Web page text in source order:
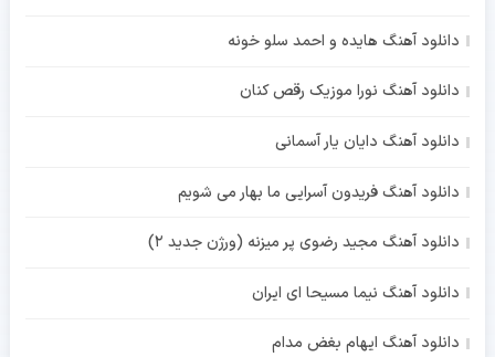
دانلود آهنگ هایده و احمد سلو خونه
دانلود آهنگ نورا موزیک رقص کنان
دانلود آهنگ دایان یار آسمانی
دانلود آهنگ فریدون آسرایی ما بهار می شویم
دانلود آهنگ مجید رضوی پر میزنه (ورژن جدید 2)
دانلود آهنگ نیما مسیحا ای ایران
دانلود آهنگ ایهام بغض مدام